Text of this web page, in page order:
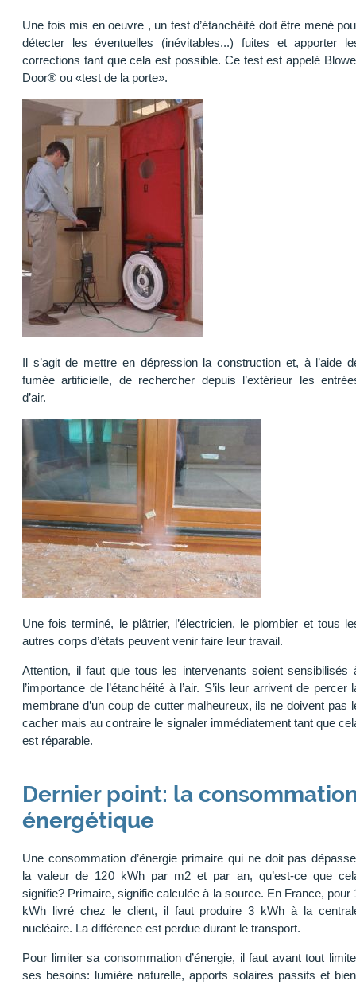
Une fois mis en oeuvre , un test d’étanchéité doit être mené
détecter les éventuelles (inévitables...) fuites et apporter
corrections tant que cela est possible. Ce test est appelé
Door® ou «test de la porte».
Il s’agit de mettre en dépression la construction et, à l’aide
fumée artificielle, de rechercher depuis l’extérieur les
d’air.
Une fois terminé, le plâtrier, l’électricien, le plombier et tous
autres corps d’états peuvent venir faire leur travail.
Attention, il faut que tous les intervenants soient sensibilisés
l’importance de l’étanchéité à l’air. S’ils leur arrivent de percer
membrane d’un coup de cutter malheureux, ils ne doivent pas
cacher mais au contraire le signaler immédiatement tant que
est réparable.
Dernier point: la
énergétique
Une consommation d’énergie primaire qui ne doit pas
la valeur de 120 kWh par m2 et par an, qu’est-ce que
signifie? Primaire, signifie calculée à la source. En France, pour
kWh livré chez le client, il faut produire 3 kWh à la
nucléaire. La différence est perdue durant le transport.
Pour limiter sa consommation d’énergie, il faut avant tout
ses besoins: lumière naturelle, apports solaires passifs et